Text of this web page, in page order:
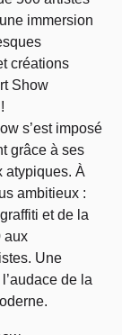
immersion
créations
Show
s’est imposé
grâce à ses
atypiques. À
ambitieux :
et de la
aux
Une
de la